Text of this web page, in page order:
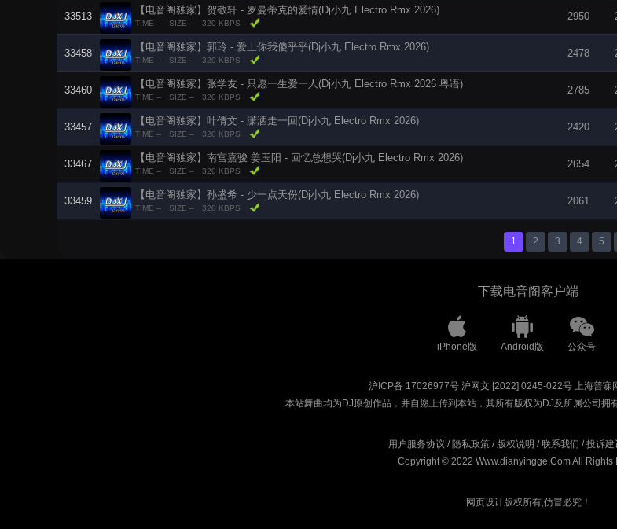
33513
【电音阁独家】贺敬轩 - 罗曼蒂克的爱情(Dj小九 Electro Rmx 2026)
TIME -- SIZE -- 320 KBPS
2950
33458
【电音阁独家】郭玲 - 爱上你我傻乎乎(Dj小九 Electro Rmx 2026)
TIME -- SIZE -- 320 KBPS
2478
33460
【电音阁独家】张学友 - 只愿一生爱一人(Dj小九 Electro Rmx 2026 粤语)
TIME -- SIZE -- 320 KBPS
2785
33457
【电音阁独家】叶倩文 - 潇洒走一回(Dj小九 Electro Rmx 2026)
TIME -- SIZE -- 320 KBPS
2420
33467
【电音阁独家】南宫嘉骏 姜玉阳 - 回忆总想哭(Dj小九 Electro Rmx 2026)
TIME -- SIZE -- 320 KBPS
2654
33459
【电音阁独家】孙盛希 - 少一点天份(Dj小九 Electro Rmx 2026)
TIME -- SIZE -- 320 KBPS
2061
1 2 3 4 5
下载电音阁客户端
iPhone版 Android版 公众号
沪ICP备 17026977号 沪网文 [2022] 0245-022号 上海普寐
本站舞曲均为DJ原创作品，并自愿上传到本站，其所有版权为DJ及所属公司拥
用户服务协议 / 隐私政策/ 版权说明 /联系我们 /投诉建
Copyright © 2022 Www.dianyingge.Com All Rights
网页设计版权所有,仿冒必究！